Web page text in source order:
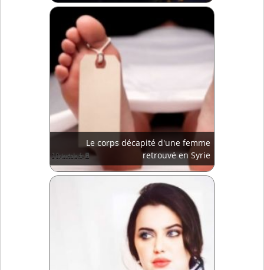
Le corps décapité d'une femme
retrouvé en Syrie